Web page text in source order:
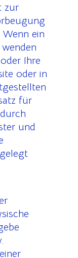
zur
ein
Ihre
oder in
für
und